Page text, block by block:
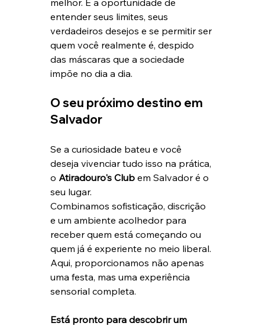
entender seus limites, seus
verdadeiros desejos e se permitir ser
quem você realmente é, despido
das máscaras que a sociedade
impõe no dia a dia.
O seu próximo destino em
Salvador
Se a curiosidade bateu e você
deseja vivenciar tudo isso na prática,
o Atiradouro's Club em Salvador é o
seu lugar.
Combinamos sofisticação, discrição
e um ambiente acolhedor para
receber quem está começando ou
quem já é experiente no meio liberal.
Aqui, proporcionamos não apenas
uma festa, mas uma experiência
sensorial completa.
Está pronto para descobrir um